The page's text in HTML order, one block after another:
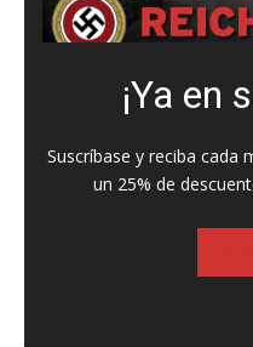
¡Ya en
Suscríbase y reciba cada
un 25% de